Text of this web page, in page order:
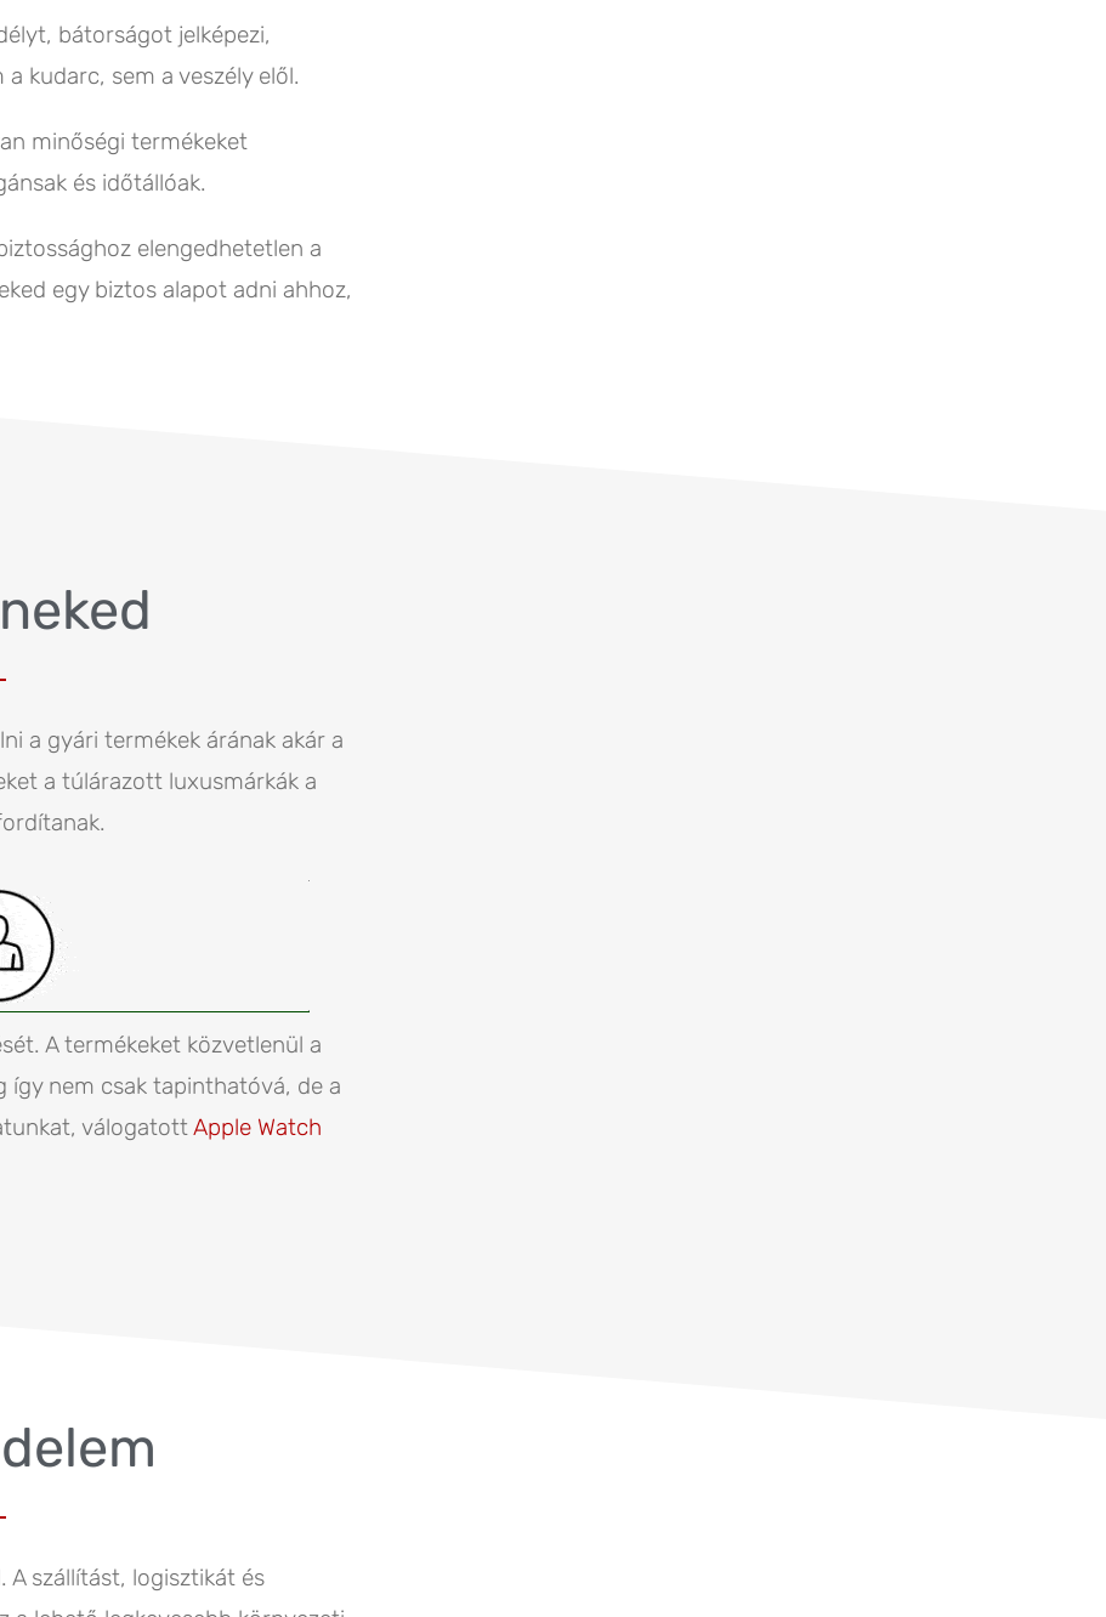
bátorságot jelképezi,
kudarc, sem a veszély elől.
minőségi termékeket
és időtállóak.
elengedhetetlen a
egy biztos alapot adni ahhoz,
a gyári termékek árának akár a
a túlárazott luxusmárkák a
A termékeket közvetlenül a
így nem csak tapinthatóvá, de a
válogatottApple Watch
A szállítást, logisztikát és